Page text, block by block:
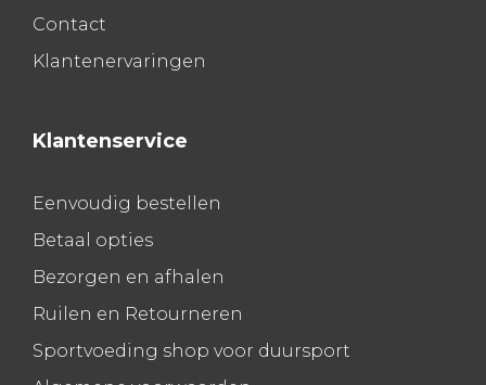
Contact
Klantenervaringen
Klantenservice
Eenvoudig bestellen
Betaal opties
Bezorgen en afhalen
Ruilen en Retourneren
Sportvoeding shop voor duursport